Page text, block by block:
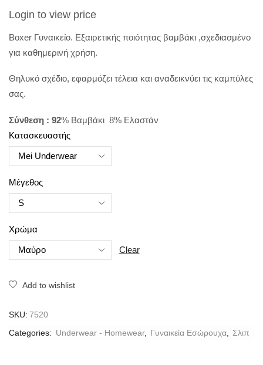
Login to view price
Boxer Γυναικείo. Εξαιρετικής ποιότητας βαμβάκι ,σχεδιασμένο
για καθημερινή χρήση.
Θηλυκό σχέδιο, εφαρμόζει τέλεια και αναδεικνύει τις καμπύλες
σας.
Σύνθεση : 92% Βαμβάκι 8% Ελαστάν
Κατασκευαστής
Μέγεθος
Χρώμα
Clear
Add to wishlist
SKU: 7520
Categories: Underwear - Homewear, Γυναικεία Εσώρουχα Σλιπ